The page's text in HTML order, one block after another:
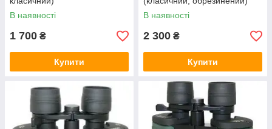
В наявності
1 700 ₴
Купити
В наявності
2 300 ₴
Купити